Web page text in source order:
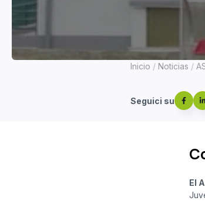
Inicio Noticias
Seguici su
El